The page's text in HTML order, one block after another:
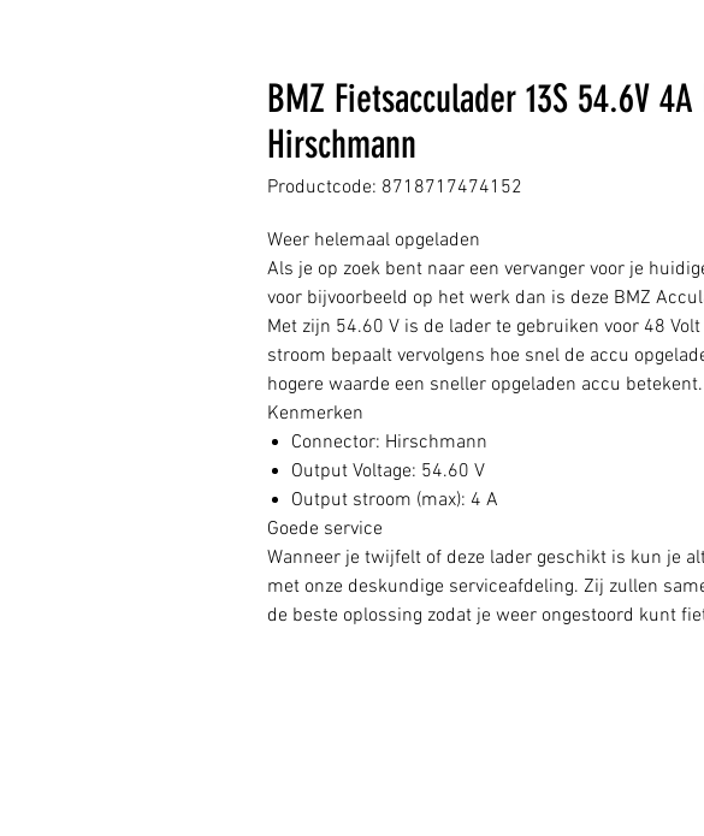
BMZ Fietsacculader 13S 54.6V 4A
Hirschmann
Productcode: 8718717474152
Weer helemaal opgeladen
Als je op zoek bent naar een vervanger voor je
voor bijvoorbeeld op het werk dan is deze BMZ
Met zijn 54.60 V is de lader te gebruiken voor 48
stroom bepaalt vervolgens hoe snel de accu
hogere waarde een sneller opgeladen accu betekent.
Kenmerken
Connector: Hirschmann
Output Voltage: 54.60 V
Output stroom (max): 4 A
Goede service
Wanneer je twijfelt of deze lader geschikt is kun je
met onze deskundige serviceafdeling. Zij zullen
de beste oplossing zodat je weer ongestoord kunt